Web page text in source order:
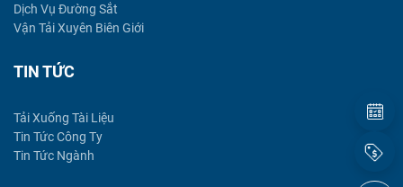
Dịch Vụ Đường Sắt
Vận Tải Xuyên Biên Giới
TIN TỨC
Tải Xuống Tài Liệu
Tin Tức Công Ty
Tin Tức Ngành